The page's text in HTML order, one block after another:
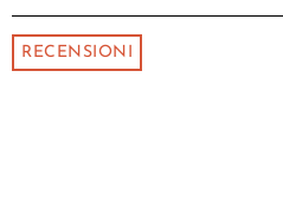
RECENSIONI